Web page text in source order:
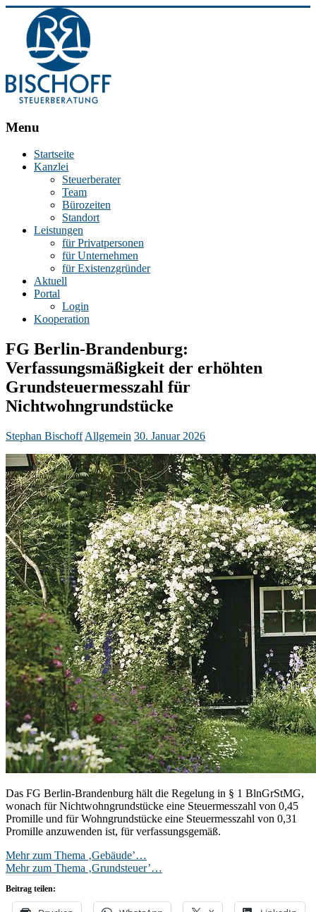
BISCHOFF
Stephan
Steuerberater
Essen
Menu
Startseite
Kanzlei
Steuerberater
Team
Bürozeiten
Standort
Leistungen
für Privatpersonen
für Unternehmen
für Existenzgründer
Aktuell
Portal
Login
Kooperation
FG Berlin-Brandenburg:
Verfassungsmäßigkeit der erhöhten
Grundsteuermesszahl für
Nichtwohngrundstücke
Stephan Bischoff Allgemein 30. Januar 2026
Das FG Berlin-Brandenburg hält die Regelung in § 1 BlnGrStMG,
wonach für Nichtwohngrundstücke eine Steuermesszahl von 0,45
Promille und für Wohngrundstücke eine Steuermesszahl von 0,31
Promille anzuwenden ist, für verfassungsgemäß.
Mehr zum Thema ‚Gebäude’…
Mehr zum Thema ‚Grundsteuer’…
Beitrag teilen: